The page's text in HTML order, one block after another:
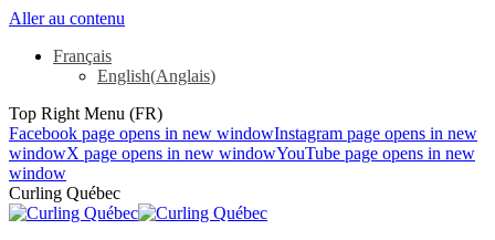
Aller au contenu
Français
English(Anglais)
Top Right Menu (FR)
Facebook page opens in new windowInstagram page opens in new
windowX page opens in new windowYouTube page opens in new
window
Curling Québec